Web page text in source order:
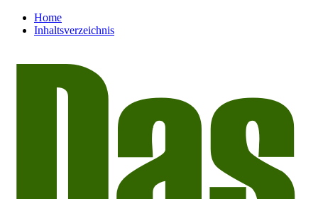
Home
Inhaltsverzeichnis